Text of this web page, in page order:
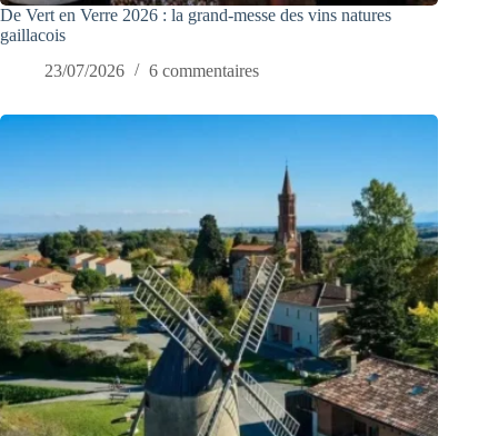
De Vert en Verre 2026 : la grand-messe des vins natures
gaillacois
23/07/2026
6 commentaires